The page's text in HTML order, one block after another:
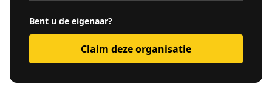
Bent u de eigenaar?
Claim deze organisatie